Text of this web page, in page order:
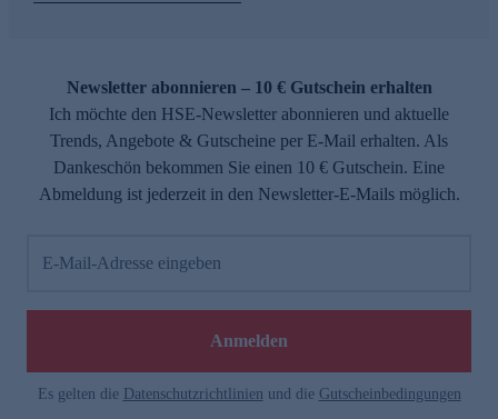
Newsletter abonnieren – 10 € Gutschein erhalten
Ich möchte den HSE-Newsletter abonnieren und aktuelle
Trends, Angebote & Gutscheine per E-Mail erhalten. Als
Dankeschön bekommen Sie einen 10 € Gutschein. Eine
Abmeldung ist jederzeit in den Newsletter-E-Mails möglich.
E-Mail-Adresse eingeben
Anmelden
Es gelten die Datenschutzrichtlinien und die Gutscheinbedingungen